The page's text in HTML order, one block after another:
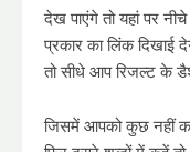
देख पाएंगे तो यहां पर
प्रकार का लिंक दिखाई
तो सीधे आप रिजल्ट के
जिसमें आपको कुछ नहीं